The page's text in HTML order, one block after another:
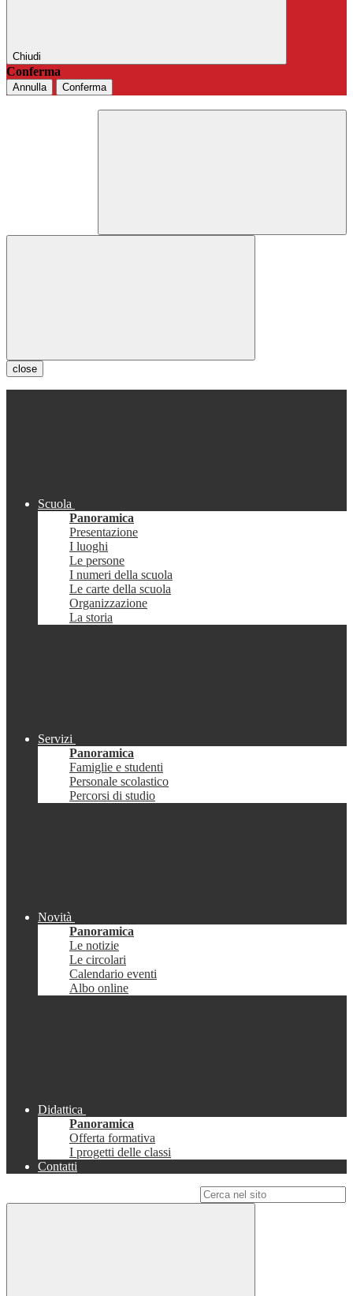
Chiudi
Conferma
Annulla Conferma
close
Scuola
Panoramica
Presentazione
I luoghi
Le persone
I numeri della scuola
Le carte della scuola
Organizzazione
La storia
Servizi
Panoramica
Famiglie e studenti
Personale scolastico
Percorsi di studio
Novità
Panoramica
Le notizie
Le circolari
Calendario eventi
Albo online
Didattica
Panoramica
Offerta formativa
I progetti delle classi
Contatti